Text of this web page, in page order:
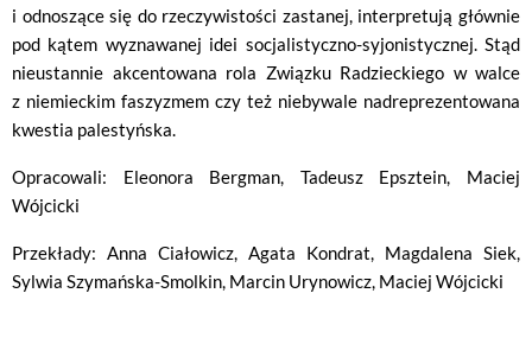
i odnoszące się do rzeczywistości zastanej, interpretują głównie
pod kątem wyznawanej idei socjalistyczno-syjonistycznej. Stąd
nieustannie akcentowana rola Związku Radzieckiego w walce
z niemieckim faszyzmem czy też niebywale nadreprezentowana
kwestia palestyńska.
Opracowali: Eleonora Bergman, Tadeusz Epsztein, Maciej
Wójcicki
Przekłady: Anna Ciałowicz, Agata Kondrat, Magdalena Siek,
Sylwia Szymańska-Smolkin, Marcin Urynowicz, Maciej Wójcicki